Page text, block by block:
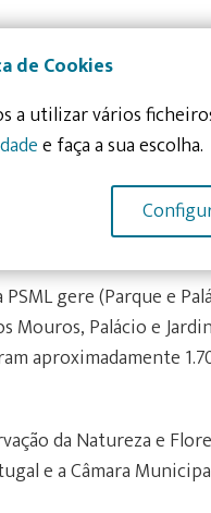
é uma empresa de
Paisagem Cultural de
com
lhe a gestão das
e
aluguer de espaços
gere (Parque e
Mouros, Palácio e
aproximadamente
da Natureza e
e a Câmara
de Cookies
a utilizar vários
e faça a sua escolha.